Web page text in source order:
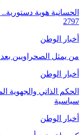
الحسانية هوية
2797
أخبار الوطن
من يمثل الصحراويين
أخبار الوطن
الحكم الذاتي
سياسية
أخبار الوطن